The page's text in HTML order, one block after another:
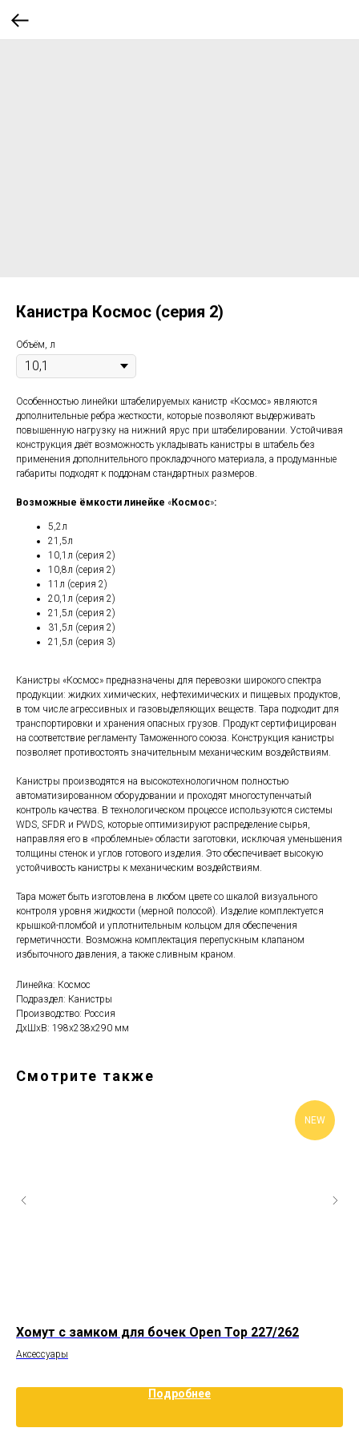
Канистра Космос (серия 2)
Объём, л
Особенностью линейки штабелируемых канистр «Космос» являются
дополнительные ребра жесткости, которые позволяют выдерживать
повышенную нагрузку на нижний ярус при штабелировании. Устойчивая
конструкция даёт возможность укладывать канистры в штабель без
применения дополнительного прокладочного материала, а продуманные
габариты подходят к поддонам стандартных размеров.
Возможные ёмкости линейке «Космос»:
5,2л
21,5л
10,1л (серия 2)
10,8л (серия 2)
11л (серия 2)
20,1л (серия 2)
21,5л (серия 2)
31,5л (серия 2)
21,5л (серия 3)
Канистры «Космос» предназначены для перевозки широкого спектра
продукции: жидких химических, нефтехимических и пищевых продуктов,
в том числе агрессивных и газовыделяющих веществ. Тара подходит для
транспортировки и хранения опасных грузов. Продукт сертифицирован
на соответствие регламенту Таможенного союза. Конструкция канистры
позволяет противостоять значительным механическим воздействиям.
Канистры производятся на высокотехнологичном полностью
автоматизированном оборудовании и проходят многоступенчатый
контроль качества. В технологическом процессе используются системы
WDS, SFDR и PWDS, которые оптимизируют распределение сырья,
направляя его в «проблемные» области заготовки, исключая уменьшения
толщины стенок и углов готового изделия. Это обеспечивает высокую
устойчивость канистры к механическим воздействиям.
Тара может быть изготовлена в любом цвете со шкалой визуального
контроля уровня жидкости (мерной полосой). Изделие комплектуется
крышкой-пломбой и уплотнительным кольцом для обеспечения
герметичности. Возможна комплектация перепускным клапаном
избыточного давления, а также сливным краном.
Линейка: Космос
Подраздел: Канистры
Производство: Россия
ДxШxВ: 198x238x290 мм
Смотрите также
NEW
Хомут с замком для бочек Open Top 227/262
Аксессуары
Подробнее